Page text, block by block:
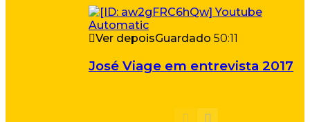
Ver depoisGuardado 50:11
José Viage em entrevista 2017